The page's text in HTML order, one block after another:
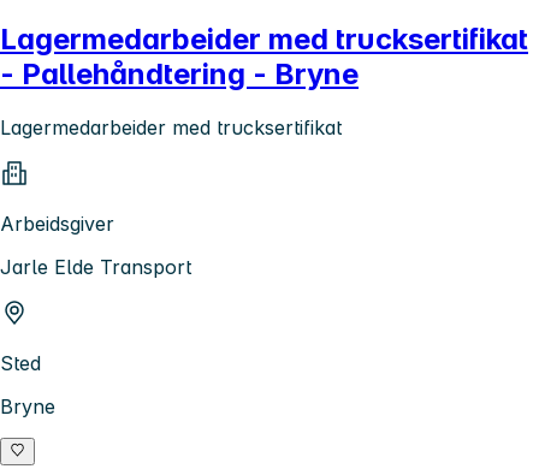
Lagermedarbeider med trucksertifikat
- Pallehåndtering - Bryne
Lagermedarbeider med trucksertifikat
Arbeidsgiver
Jarle Elde Transport
Sted
Bryne